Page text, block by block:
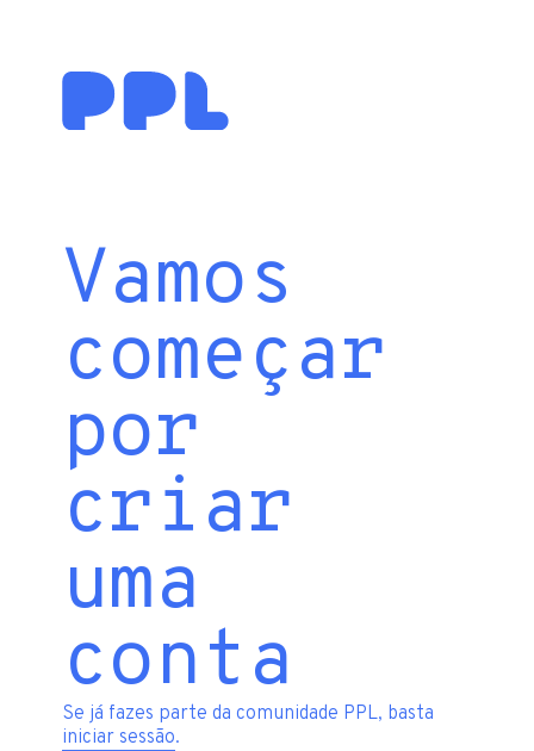
Vamos
começar
por
criar
uma
conta
Se já fazes parte da comunidade PPL, basta
iniciar sessão.